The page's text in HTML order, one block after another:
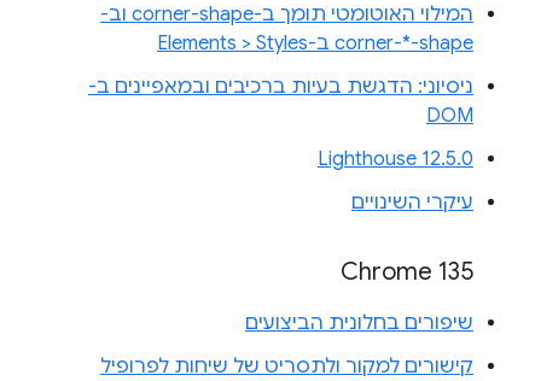
המילוי האוטומטי תומך ב-corner-shape וב-
corner-*-shape ב-Elements > Styles
ניסיוני: הדגשת בעיות ברכיבים ובמאפיינים ב-
DOM
Lighthouse 12.5.0
עיקרי השינויים
Chrome 135
שיפורים בחלונית הביצועים
קישורים למקור ולתסריט של שיחות לפרופיל